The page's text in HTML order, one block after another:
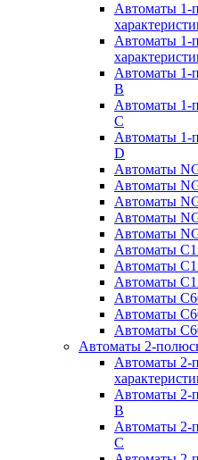
Автоматы 1-
Автоматы 1-
Автоматы 1-
B
Автоматы 1-
C
Автоматы 1-
D
Автоматы
Автоматы
Автоматы
Автоматы
Автоматы
Автоматы
Автоматы
Автоматы
Автоматы
Автоматы
Автоматы
Автоматы 2-
Автоматы 2-
Автоматы 2-
B
Автоматы 2-
C